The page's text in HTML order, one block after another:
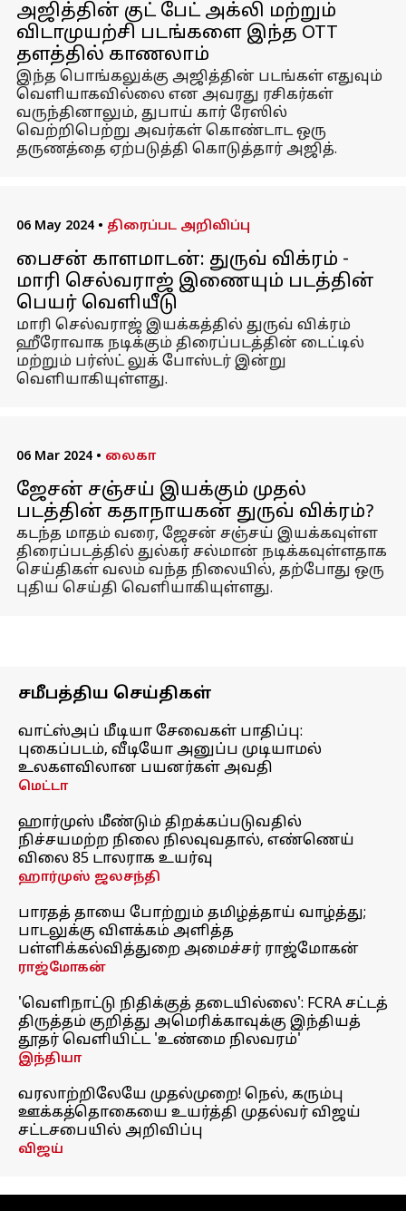
அஜித்தின் குட் பேட் அக்லி மற்றும்
விடாமுயற்சி படங்களை இந்த OTT
தளத்தில் காணலாம்
இந்த பொங்கலுக்கு அஜித்தின் படங்கள் எதுவும்
வெளியாகவில்லை என அவரது ரசிகர்கள்
வருந்தினாலும், துபாய் கார் ரேஸில்
வெற்றிபெற்று அவர்கள் கொண்டாட ஒரு
தருணத்தை ஏற்படுத்தி கொடுத்தார் அஜித்.
06 May 2024 • திரைப்பட அறிவிப்பு
பைசன் காளமாடன்: துருவ் விக்ரம் -
மாரி செல்வராஜ் இணையும் படத்தின்
பெயர் வெளியீடு
மாரி செல்வராஜ் இயக்கத்தில் துருவ் விக்ரம்
ஹீரோவாக நடிக்கும் திரைப்படத்தின் டைட்டில்
மற்றும் பர்ஸ்ட் லுக் போஸ்டர் இன்று
வெளியாகியுள்ளது.
06 Mar 2024 • லைகா
ஜேசன் சஞ்சய் இயக்கும் முதல்
படத்தின் கதாநாயகன் துருவ் விக்ரம்?
கடந்த மாதம் வரை, ஜேசன் சஞ்சய் இயக்கவுள்ள
திரைப்படத்தில் துல்கர் சல்மான் நடிக்கவுள்ளதாக
செய்திகள் வலம் வந்த நிலையில், தற்போது ஒரு
புதிய செய்தி வெளியாகியுள்ளது.
சமீபத்திய செய்திகள்
வாட்ஸ்அப் மீடியா சேவைகள் பாதிப்பு:
புகைப்படம், வீடியோ அனுப்ப முடியாமல்
உலகளவிலான பயனர்கள் அவதி
மெட்டா
ஹார்முஸ் மீண்டும் திறக்கப்படுவதில்
நிச்சயமற்ற நிலை நிலவுவதால், எண்ணெய்
விலை 85 டாலராக உயர்வு
ஹார்முஸ் ஜலசந்தி
பாரதத் தாயை போற்றும் தமிழ்த்தாய் வாழ்த்து;
பாடலுக்கு விளக்கம் அளித்த
பள்ளிக்கல்வித்துறை அமைச்சர் ராஜ்மோகன்
ராஜ்மோகன்
'வெளிநாட்டு நிதிக்குத் தடையில்லை': FCRA சட்டத்
திருத்தம் குறித்து அமெரிக்காவுக்கு இந்தியத்
தூதர் வெளியிட்ட 'உண்மை நிலவரம்'
இந்தியா
வரலாற்றிலேயே முதல்முறை! நெல், கரும்பு
ஊக்கத்தொகையை உயர்த்தி முதல்வர் விஜய்
சட்டசபையில் அறிவிப்பு
விஜய்